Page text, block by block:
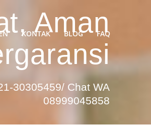
KONTAK BLOG FAQ
Aman
30305459/ Chat WA
08999045858